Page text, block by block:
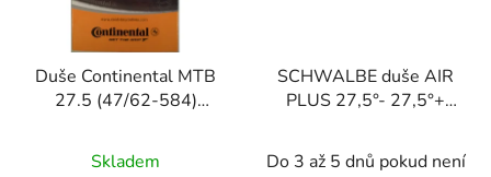
Duše Continental MTB
27.5 (47/62-584)
Skladem
SCHWALBE duše AIR
PLUS 27,5°- 27,5°+
Do 3 až 5 dnů pokud není